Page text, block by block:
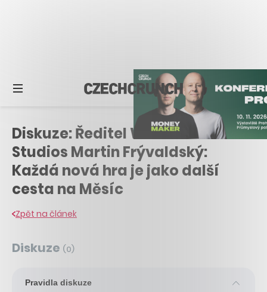
Diskuze: Ředitel Warhorse
Studios Martin Frývaldský:
Každá nová hra je jako další
cesta na Měsíc
Zpět na článek
Diskuze (0)
Pravidla diskuze